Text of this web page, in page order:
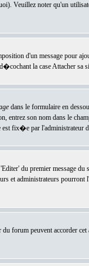
Veuillez noter qu'un
d'un message pour
la case Attacher sa
dans le formulaire en
entrez son nom dans le
fix�e par l'administrateur
du premier message du
et administrateurs
forum peuvent accorder